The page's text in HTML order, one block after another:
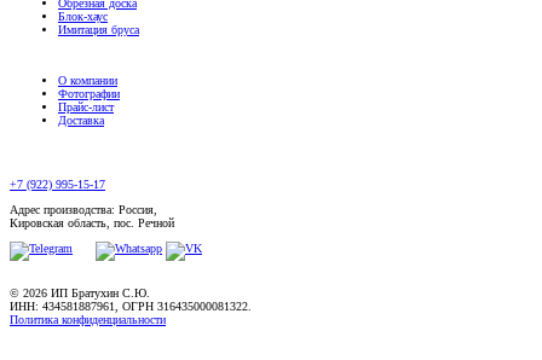
Обрезная доска
Блок-хаус
Имитация бруса
О компании
Фотографии
Прайс-лист
Доставка
+7 (922) 995-15-17
Адрес производства: Россия,
Кировская область, пос. Речной
© 2026 ИП Братухин С.Ю.
ИНН: 434581887961, ОГРН 316435000081322.
Политика конфиденциальности